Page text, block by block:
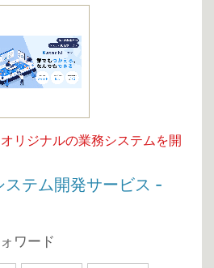
リジナルの業務システムを開
ステム開発サービス -
ワード